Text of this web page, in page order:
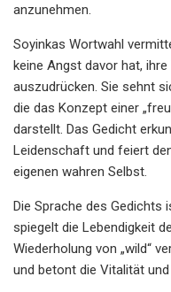
anzunehmen.
Soyinkas Wortwahl
keine Angst davor hat,
auszudrücken. Sie sehnt
die das Konzept einer
darstellt. Das Gedicht
Leidenschaft und feiert
eigenen wahren Selbst.
Die Sprache des Gedichts
spiegelt die Lebendigkeit
Wiederholung von „wild“
und betont die Vitalität